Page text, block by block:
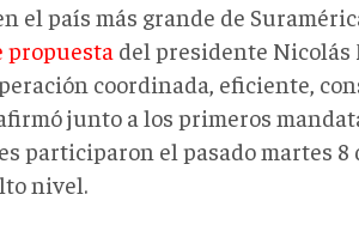
el país más grande de
propuesta del presidente Nicolás
coordinada, eficiente,
junto a los primeros
participaron el pasado martes 8
nivel.